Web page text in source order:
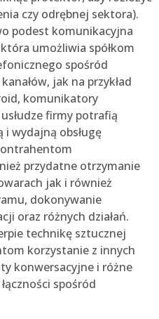
czy odrębnej sektora).
podest komunikacyjna
umożliwia spółkom
spośród
jak na przykład
komunikatory
firmy potrafią
wydajną obsługę
przydatne otrzymanie
jak i również
dokonywanie
oraz różnych działań.
technikę sztucznej
korzystanie z innych
konwersacyjne i różne
spośród